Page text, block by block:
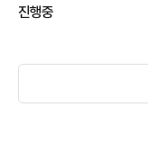
진행중